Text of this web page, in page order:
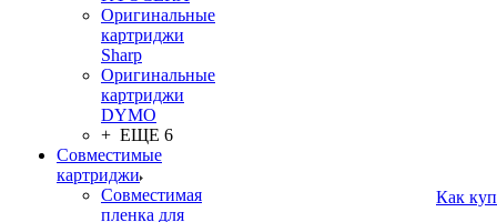
Оригинальные
картриджи
Sharp
Оригинальные
картриджи
DYMO
+ ЕЩЕ 6
Совместимые
картриджи
Совместимая
пленка для
Как